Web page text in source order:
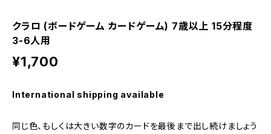
クラロ (ボードゲーム カードゲーム) 7歳以上 15分程度
3-6人用
¥1,700
International shipping available
同じ色、もしくは大きい数字のカードを最後まで出し続けましょう